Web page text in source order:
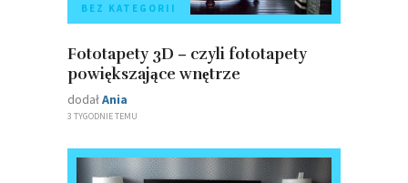
BEZ KATEGORII
Fototapety 3D – czyli fototapety
powiększające wnętrze
dodałAnia
3 TYGODNIE TEMU